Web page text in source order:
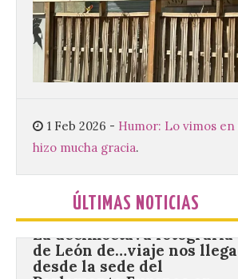
1 Feb 2026 - Humor: Lo vimos
hizo mucha gracia.
ÚLTIMAS NOTICIAS
Tendrá lugar el 9 de
agosto en los aledaños del
monasterio cisterciense
de Santa María la Real de
Gradefes. Una cita
imprescindible para disfrutar de los
Ayuntamiento de Gradefes, intentando
[…]
La decimoctava fotografía
de León de…viaje nos llega
desde la sede del
Parlamento Europeo en
Estrasburgo.